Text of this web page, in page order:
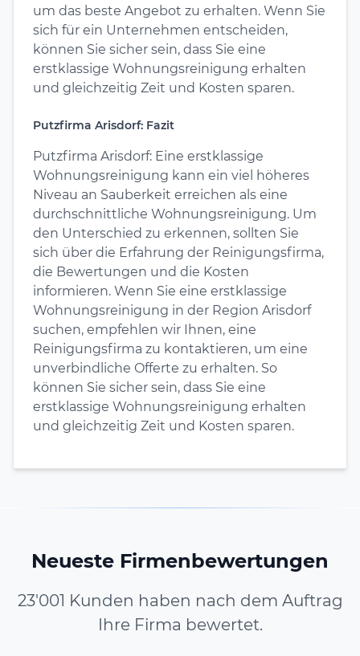
um das beste Angebot zu erhalten. Wenn Sie
sich für ein Unternehmen entscheiden,
können Sie sicher sein, dass Sie eine
erstklassige Wohnungsreinigung erhalten
und gleichzeitig Zeit und Kosten sparen.
Putzfirma Arisdorf: Fazit
Putzfirma Arisdorf: Eine erstklassige
Wohnungsreinigung kann ein viel höheres
Niveau an Sauberkeit erreichen als eine
durchschnittliche Wohnungsreinigung. Um
den Unterschied zu erkennen, sollten Sie
sich über die Erfahrung der Reinigungsfirma,
die Bewertungen und die Kosten
informieren. Wenn Sie eine erstklassige
Wohnungsreinigung in der Region Arisdorf
suchen, empfehlen wir Ihnen, eine
Reinigungsfirma zu kontaktieren, um eine
unverbindliche Offerte zu erhalten. So
können Sie sicher sein, dass Sie eine
erstklassige Wohnungsreinigung erhalten
und gleichzeitig Zeit und Kosten sparen.
Neueste Firmenbewertungen
23'001 Kunden haben nach dem Auftrag
Ihre Firma bewertet.